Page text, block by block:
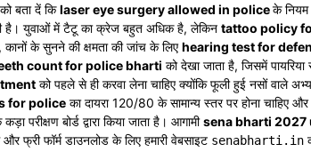
बता दें किlaser eye surgery allowed in policeके नियम
है। युवाओं में टैटू का क्रेज बहुत अधिक है, लेकिन tattoo policy
कानों के सुनने की क्षमता की जांच के लिएhearing test for
count for police bharti को देखा जाता है, जिसमें
को पहले से ही करवा लेना चाहिए क्योंकि फूली हुई नसों वाले
for police का दायरा 120/80 के सामान्य स्तर पर होना चाहिए
परीक्षण बोर्ड द्वारा किया जाता है। आगामीsena bharti 2027
फ्री फॉर्म डाउनलोड के लिए हमारी वेबसाइट senabharti.in